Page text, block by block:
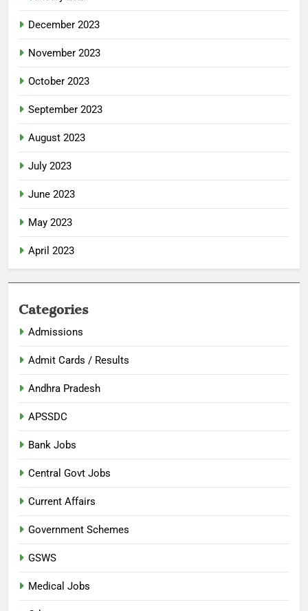
December 2023
November 2023
October 2023
September 2023
August 2023
July 2023
June 2023
May 2023
April 2023
Categories
Admissions
Admit Cards / Results
Andhra Pradesh
APSSDC
Bank Jobs
Central Govt Jobs
Current Affairs
Government Schemes
GSWS
Medical Jobs